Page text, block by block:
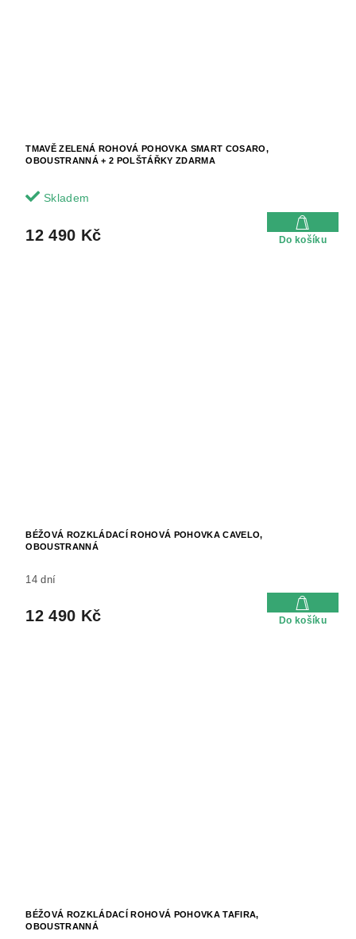
TMAVĚ ZELENÁ ROHOVÁ POHOVKA SMART COSARO,
OBOUSTRANNÁ + 2 POLŠTÁŘKY ZDARMA
Skladem
12 490 Kč Do košíku
BÉŽOVÁ ROZKLÁDACÍ ROHOVÁ POHOVKA CAVELO,
OBOUSTRANNÁ
14 dní
12 490 Kč Do košíku
BÉŽOVÁ ROZKLÁDACÍ ROHOVÁ POHOVKA TAFIRA,
OBOUSTRANNÁ